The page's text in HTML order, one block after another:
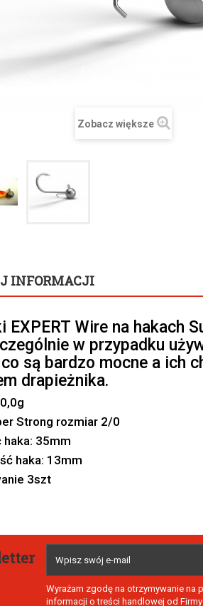
Zobacz większe
INFORMACJI
EXPERT Wire na
w przypadku
są bardzo mocne a ich
drapieżnika.
Strong rozmiar 2/0
haka: 35mm
haka: 13mm
3szt
Wyrażam zgodę na otrzymywanie na
informacji o treści handlowej od